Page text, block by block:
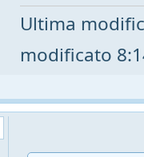
Ultima
modificato